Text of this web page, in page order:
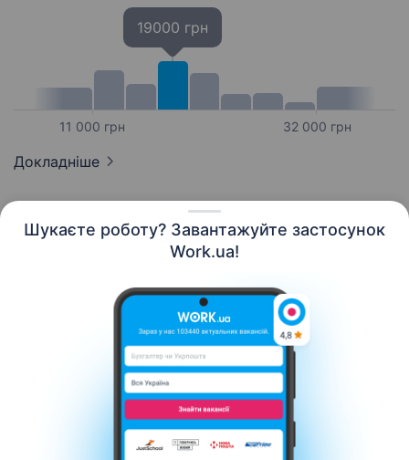
Шукаєте роботу? Завантажуйте застосунок
Work.ua!
11 000 грн
19000 грн
32 000 грн
Докладніше
Контакти Про нас
Кар’єра
Допомога Умови використання